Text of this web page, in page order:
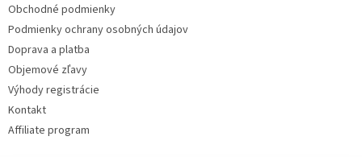
Obchodné podmienky
Podmienky ochrany osobných údajov
Doprava a platba
Objemové zľavy
Výhody registrácie
Kontakt
Affiliate program